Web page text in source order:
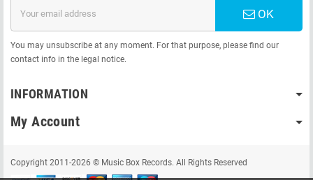
OK
You may unsubscribe at any moment. For that purpose, please find our
contact info in the legal notice.
INFORMATION
My Account
Copyright 2011-2026 © Music Box Records. All Rights Reserved